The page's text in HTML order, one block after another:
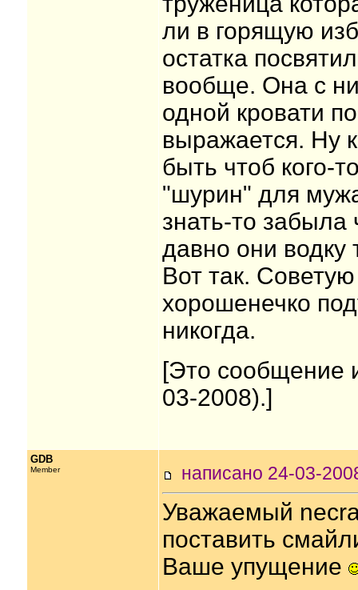
ли в горящую
остатка
вообще. Она с
одной кровати
выражается. Ну
быть чтоб кого-
"шурин" для
знать-то забыла
давно они водку
Вот так.
хорошенечко
никогда.
[Это сообщение
03-2008).]
GDB
Member написано 24-03-
Уважаемый
поставить
Ваше упущение